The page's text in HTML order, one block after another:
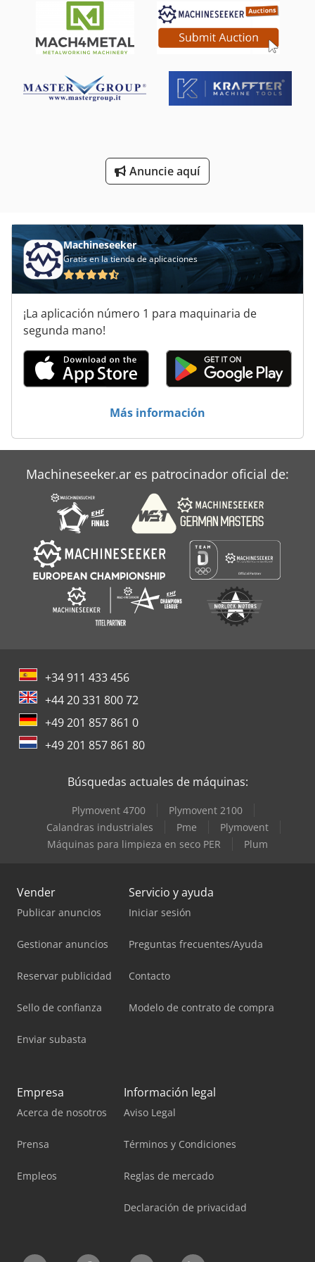
Sierra De Cinta Manual
Sierras Circulares De Corte De Madera
Sierras Circulares De Corte De Metales
Sierras De Inglete
Sierras Para Corte De Metales
Anuncie aquí
Machineseeker
Gratis en la tienda de aplicaciones
¡La aplicación número 1 para maquinaria de
segunda mano!
Más información
Machineseeker.ar es patrocinador oficial de:
+34 911 433 456
+44 20 331 800 72
+49 201 857 861 0
+49 201 857 861 80
Búsquedas actuales de máquinas:
Plymovent 4700
Plymovent 2100
Calandras industriales
Pme
Plymovent
Máquinas para limpieza en seco PER
Plum
Vender
Publicar anuncios
Gestionar anuncios
Reservar publicidad
Sello de confianza
Enviar subasta
Servicio y ayuda
Iniciar sesión
Preguntas frecuentes/Ayuda
Contacto
Modelo de contrato de compra
Empresa
Acerca de nosotros
Prensa
Empleos
Información legal
Aviso Legal
Términos y Condiciones
Reglas de mercado
Declaración de privacidad